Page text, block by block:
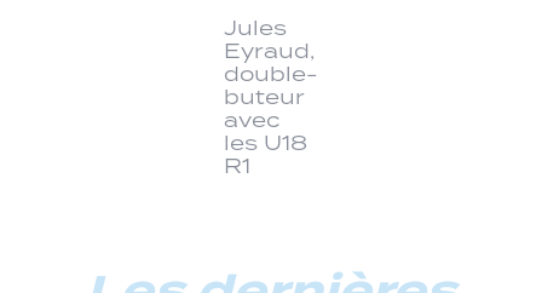
Jules
Eyraud,
double-
buteur
avec
les U18
R1